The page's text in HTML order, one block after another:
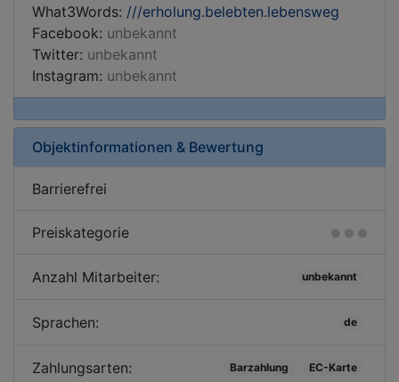
What3Words: ///erholung.belebten.lebensweg
Facebook: unbekannt
Twitter: unbekannt
Instagram: unbekannt
Objektinformationen & Bewertung
Barrierefrei
Preiskategorie
Anzahl Mitarbeiter: unbekannt
Sprachen: de
Zahlungsarten: Barzahlung EC-Karte